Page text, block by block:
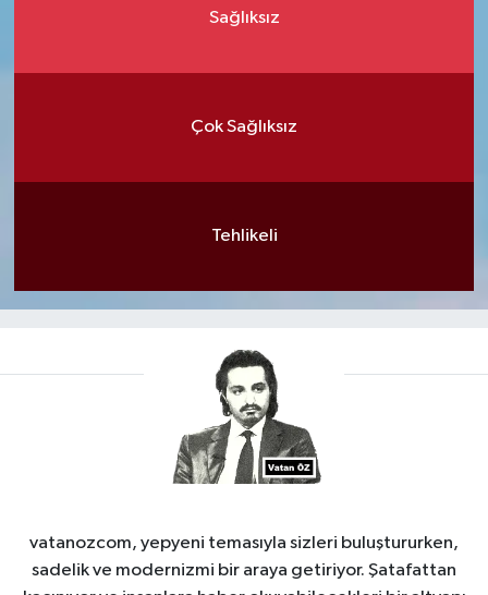
Sağlıksız
Çok Sağlıksız
Tehlikeli
vatanozcom, yepyeni temasıyla sizleri buluştururken,
sadelik ve modernizmi bir araya getiriyor. Şatafattan